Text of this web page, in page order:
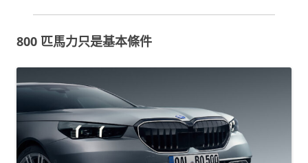
800 匹馬力只是基本條件